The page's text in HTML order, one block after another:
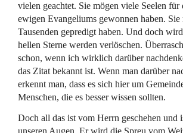
vielen geachtet. Sie mögen viele Seelen für
ewigen Evangeliums gewonnen haben. Sie
Tausenden gepredigt haben. Und doch
hellen Sterne werden verlöschen.
schon, wenn ich wirklich darüber
das Zitat bekannt ist. Wenn man darüber
erkennt man, dass es sich hier um
Menschen, die es besser wissen sollten.
Doch all das ist vom Herrn geschehen und
unseren Augen. Er wird die Spreu vom